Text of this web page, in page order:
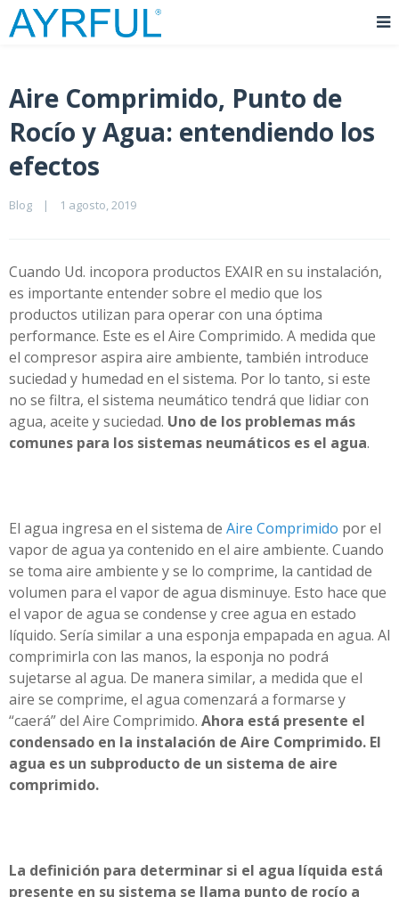
Aire Comprimido, Punto de
Rocío y Agua: entendiendo los
efectos
Blog | 1 agosto, 2019
Cuando Ud. incopora productos EXAIR en su instalación,
es importante entender sobre el medio que los
productos utilizan para operar con una óptima
performance. Este es el Aire Comprimido. A medida que
el compresor aspira aire ambiente, también introduce
suciedad y humedad en el sistema. Por lo tanto, si este
no se filtra, el sistema neumático tendrá que lidiar con
agua, aceite y suciedad. Uno de los problemas más
comunes para los sistemas neumáticos es el agua.
El agua ingresa en el sistema de Aire Comprimido por el
vapor de agua ya contenido en el aire ambiente. Cuando
se toma aire ambiente y se lo comprime, la cantidad de
volumen para el vapor de agua disminuye. Esto hace que
el vapor de agua se condense y cree agua en estado
líquido. Sería similar a una esponja empapada en agua. Al
comprimirla con las manos, la esponja no podrá
sujetarse al agua. De manera similar, a medida que el
aire se comprime, el agua comenzará a formarse y
“caerá” del Aire Comprimido. Ahora está presente el
condensado en la instalación de Aire Comprimido. El
agua es un subproducto de un sistema de aire
comprimido.
La definición para determinar si el agua líquida está
presente en su sistema se llama punto de rocío a